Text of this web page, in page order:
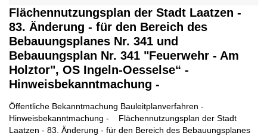
Flächennutzungsplan der Stadt Laatzen -
83. Änderung - für den Bereich des
Bebauungsplanes Nr. 341 und
Bebauungsplan Nr. 341 "Feuerwehr - Am
Holztor", OS Ingeln-Oesselse“ -
Hinweisbekanntmachung -
Öffentliche Bekanntmachung Bauleitplanverfahren -
Hinweisbekanntmachung - Flächennutzungsplan der Stadt
Laatzen - 83. Änderung - für den Bereich des Bebauungsplanes